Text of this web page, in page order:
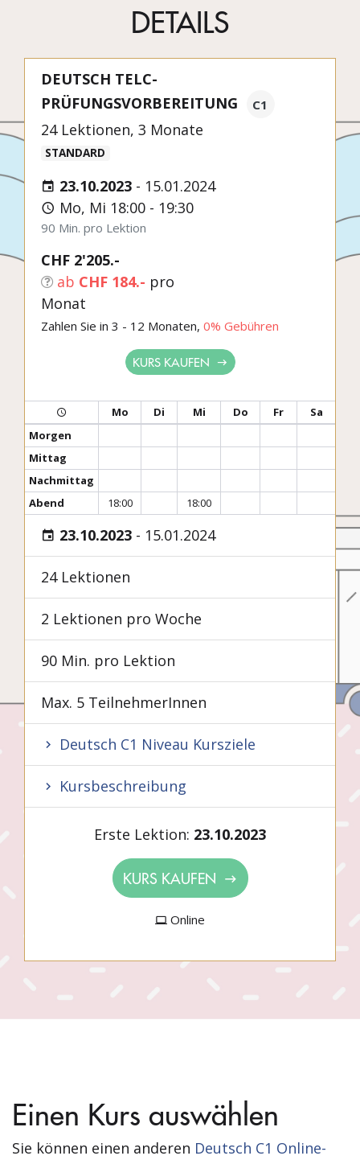
DETAILS
DEUTSCH TELC-
PRÜFUNGSVORBEREITUNG
C1
24 Lektionen, 3 Monate
STANDARD
23.10.2023 - 15.01.2024
Mo, Mi 18:00 - 19:30
90 Min. pro Lektion
CHF 2'205.-
ab CHF 184.- pro
Monat
Zahlen Sie in 3 - 12 Monaten, 0% Gebühren
KURS KAUFEN
Mo Di Mi Do Fr
Sa
Morgen
Mittag
Nachmittag
Abend
18:00 18:00
23.10.2023 - 15.01.2024
24 Lektionen
2 Lektionen pro Woche
90 Min. pro Lektion
Max. 5 TeilnehmerInnen
Deutsch C1 Niveau Kursziele
Kursbeschreibung
Erste Lektion: 23.10.2023
KURS KAUFEN
Online
Einen Kurs auswählen
Sie können einen anderen Deutsch C1 Online-